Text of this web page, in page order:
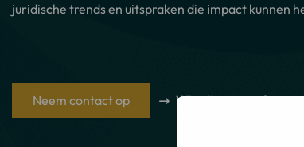
juridische trends en uitspraken die impact kunnen
Neem contact op Wie zijn onze